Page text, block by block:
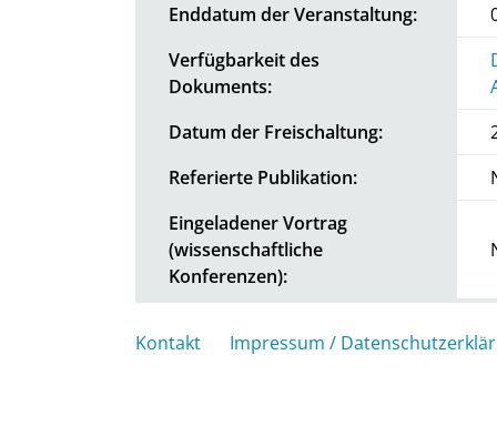
Enddatum der Veranstaltung:
Verfügbarkeit des
Dokuments:
Datum der Freischaltung:
Referierte Publikation:
Eingeladener Vortrag
(wissenschaftliche
Konferenzen):
Kontakt Impressum /